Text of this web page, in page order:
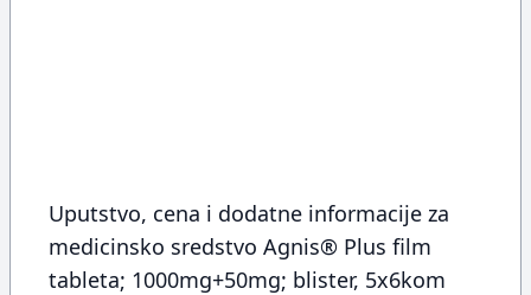
Uputstvo, cena i dodatne informacije za
medicinsko sredstvo Agnis® Plus film
tableta; 1000mg+50mg; blister, 5x6kom